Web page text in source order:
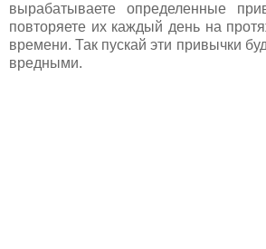
вырабатываете определенные
повторяете их каждый день на
времени. Так пускай эти привычки
вредными.